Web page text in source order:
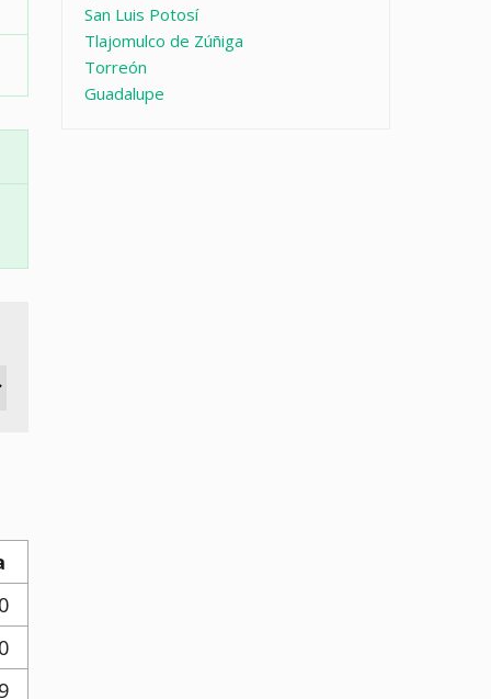
San Luis Potosí
Tlajomulco de Zúñiga
Torreón
Guadalupe